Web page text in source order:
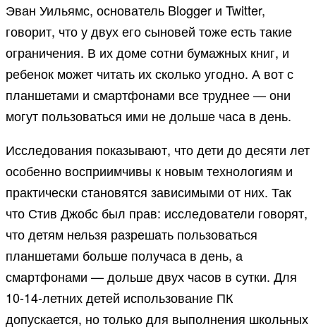
Эван Уильямс, основатель Blogger и Twitter,
говорит, что у двух его сыновей тоже есть такие
ограничения. В их доме сотни бумажных книг, и
ребенок может читать их сколько угодно. А вот с
планшетами и смартфонами все труднее — они
могут пользоваться ими не дольше часа в день.
Исследования показывают, что дети до десяти лет
особенно восприимчивы к новым технологиям и
практически становятся зависимыми от них. Так
что Стив Джобс был прав: исследователи говорят,
что детям нельзя разрешать пользоваться
планшетами больше получаса в день, а
смартфонами — дольше двух часов в сутки. Для
10-14-летних детей использование ПК
допускается, но только для выполнения школьных